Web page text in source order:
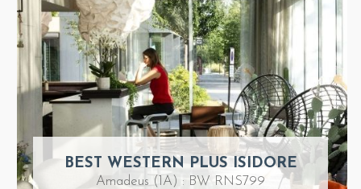
BEST WESTERN PLUS ISIDORE
Amadeus (1A) : BW RNS799